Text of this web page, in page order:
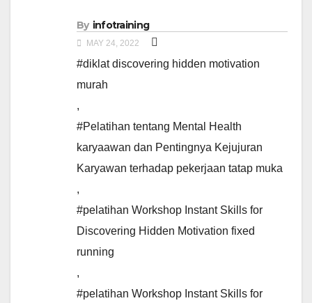
By infotraining
MAY 24, 2022
#diklat discovering hidden motivation
murah
,
#Pelatihan tentang Mental Health
karyaawan dan Pentingnya Kejujuran
Karyawan terhadap pekerjaan tatap muka
,
#pelatihan Workshop Instant Skills for
Discovering Hidden Motivation fixed
running
,
#pelatihan Workshop Instant Skills for